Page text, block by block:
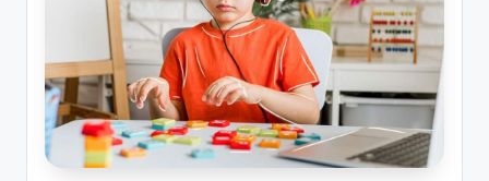
o
g
r
a